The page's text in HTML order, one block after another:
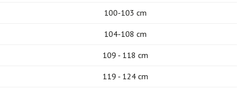
100-103 cm
104-108 cm
109 - 118 cm
119 - 124 cm